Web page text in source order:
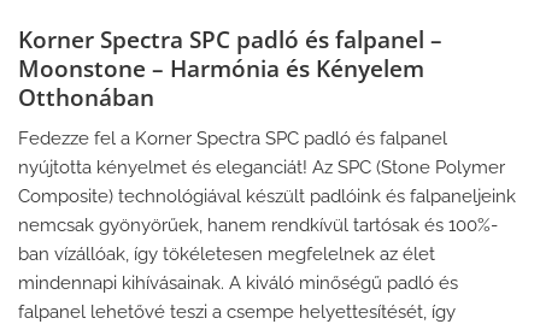
Korner Spectra SPC padló és falpanel –
Moonstone – Harmónia és Kényelem
Otthonában
Fedezze fel a Korner Spectra SPC padló és falpanel
nyújtotta kényelmet és eleganciát! Az SPC (Stone Polymer
Composite) technológiával készült padlóink és falpaneljeink
nemcsak gyönyörűek, hanem rendkívül tartósak és 100%-
ban vízállóak, így tökéletesen megfelelnek az élet
mindennapi kihívásainak. A kiváló minőségű padló és
falpanel lehetővé teszi a csempe helyettesítését, így